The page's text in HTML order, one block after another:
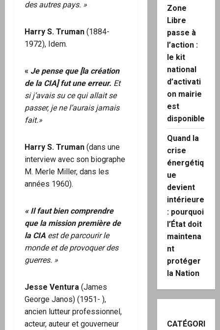
des autres pays. »
Harry S. Truman (1884-
1972), Idem.
« Je pense que [la création
de la CIA] fut une erreur. Et
si j’avais su ce qui allait se
passer, je ne l’aurais jamais
fait.»
Harry S. Truman (dans une
interview avec son biographe
M. Merle Miller, dans les
années 1960).
« Il faut bien comprendre
que la mission première de
la CIA est de parcourir le
monde et de provoquer des
guerres. »
Jesse Ventura (James
George Janos) (1951- ),
ancien lutteur professionnel,
acteur, auteur et gouverneur
Zone
Libre
passe à
l’action :
le kit
national
d’activati
on mairie
est
disponible
Quand la
crise
énergétiq
ue
devient
intérieure
: pourquoi
l’État doit
maintena
nt
protéger
la Nation
CATÉGORIES